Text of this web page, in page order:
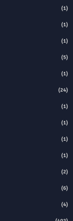
(1)
(1)
(1)
(5)
(1)
(24)
(1)
(1)
(1)
(1)
(2)
(6)
(4)